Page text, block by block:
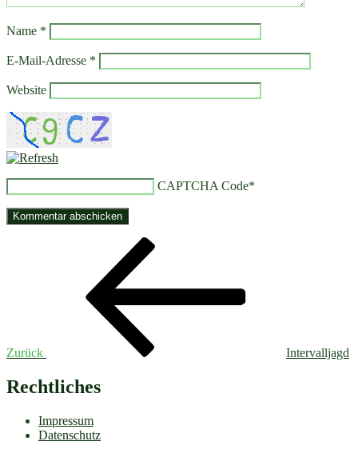
Name *
E-Mail-Adresse *
Website
CAPTCHA Code*
Beitragsnavigation
Zurück Intervalljagd
Rechtliches
Impressum
Datenschutz